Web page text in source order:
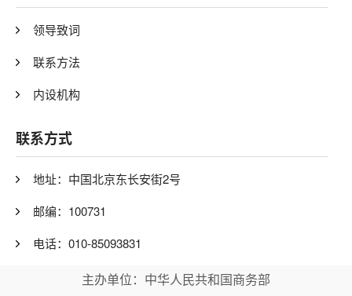
领导致词
联系方法
内设机构
联系方式
地址：中国北京东长安街2号
邮编：100731
电话：010-85093831
主办单位：中华人民共和国商务部